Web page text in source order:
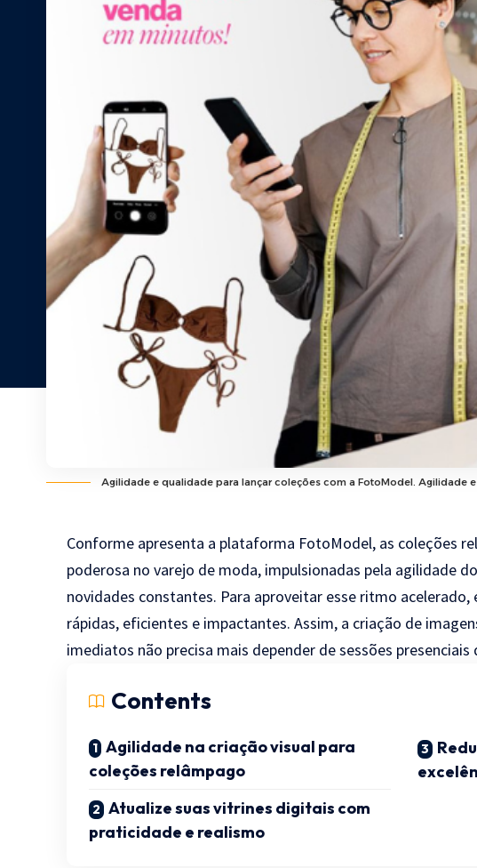
Agilidade e qualidade para lançar coleções com a FotoModel. Agilidade
Conforme apresenta a plataforma FotoModel, as coleções
poderosa no varejo de moda, impulsionadas pela agilidade
novidades constantes. Para aproveitar esse ritmo
rápidas, eficientes e impactantes. Assim, a criação de
imediatos não precisa mais depender de sessões presenciais
Contents
Agilidade na criação visual para
coleções relâmpago
Atualize suas vitrines digitais com
praticidade e realismo